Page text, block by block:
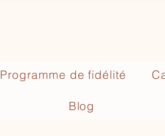
Programme de fidélité
Blog